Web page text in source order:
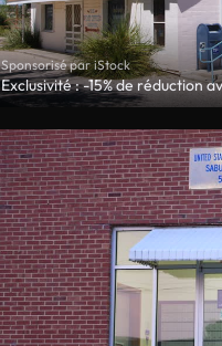
Sponsorisé par iStock
Exclusivité : -15% de réduction